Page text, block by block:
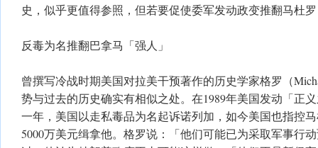
史，似乎更值得参照，但若要促使委军发动政变推翻马杜
反毒为名推翻巴拿马「强人」
曾撰写冷战时期美国对拉美干预著作的历史学家格罗（
势与过去的历史确实有相似之处。在1989年美国发动「正
一年，美国以走私毒品为名起诉诺列加，如今美国也指控
5000万美元缉拿他。格罗说：「他们可能已为采取军事行